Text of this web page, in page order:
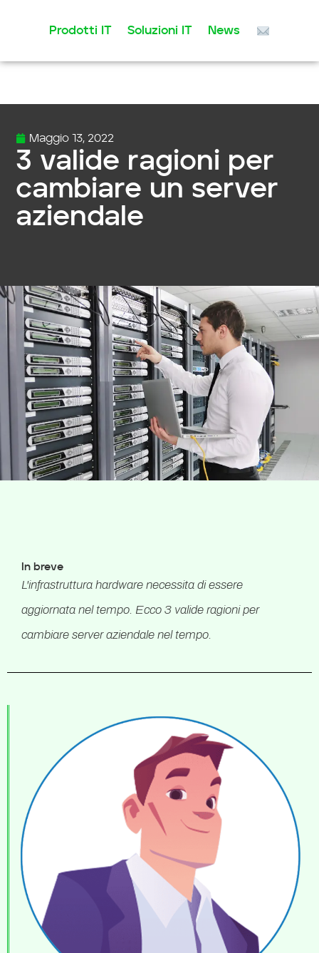
Prodotti IT Soluzioni IT News
Maggio 13, 2022
3 valide ragioni per
cambiare un server
aziendale
In breve
L'infrastruttura hardware necessita di essere
aggiornata nel tempo. Ecco 3 valide ragioni per
cambiare server aziendale nel tempo.